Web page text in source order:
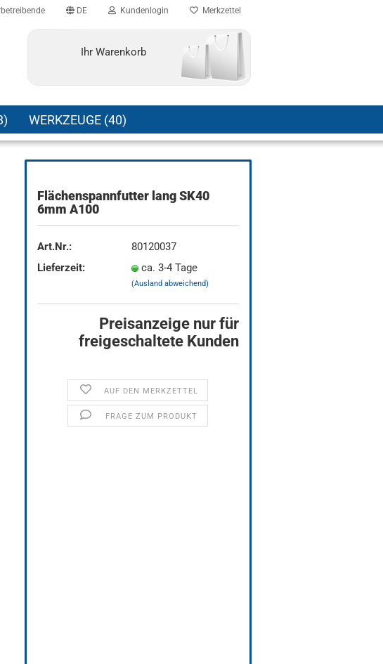
DE Kundenlogin
vergessen?
Merkzettel
Ihr Warenkorb
WERKZEUGE (40)
Flächenspannfutter lang SK40
6mm A100
Art.Nr.:
80120037
Lieferzeit:
ca. 3-4 Tage
(Ausland abweichend)
Preisanzeige nur für
freigeschaltete Kunden
AUF DEN MERKZETTEL
FRAGE ZUM PRODUKT